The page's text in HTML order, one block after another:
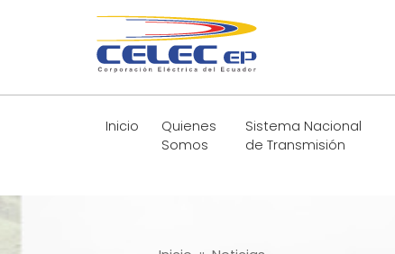
Inicio
Quienes
Somos
Sistema Nacional
de Transmisión